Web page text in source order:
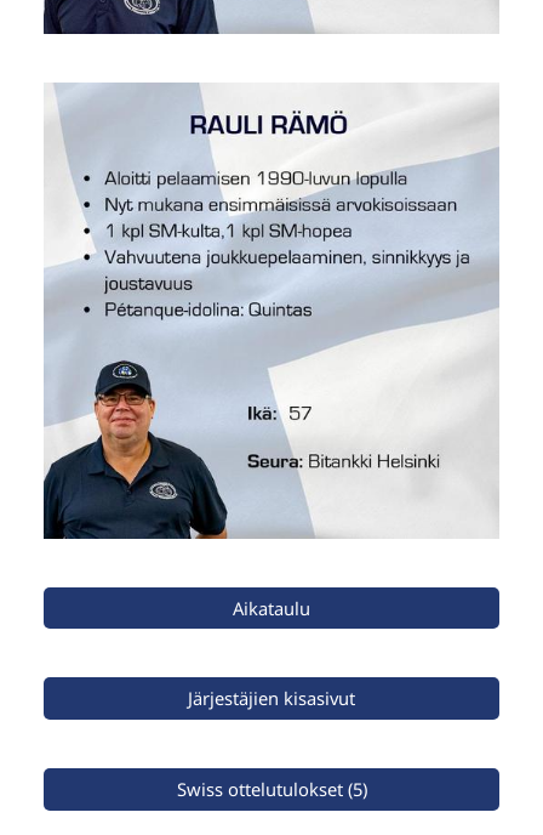
Aikataulu
Järjestäjien kisasivut
Swiss ottelutulokset (5)